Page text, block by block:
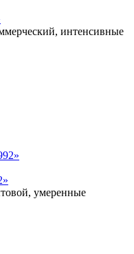
интенсивные
умеренные